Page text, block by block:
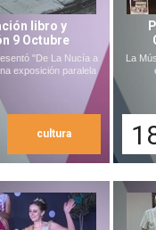
libro y
9 Octubre
"De La Nucía a
exposición paralela
cultura
La